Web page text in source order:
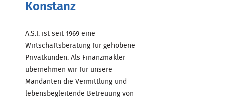
Konstanz
A.S.I. ist seit 1969 eine
Wirtschaftsberatung für gehobene
Privatkunden. Als Finanzmakler
übernehmen wir für unsere
Mandanten die Vermittlung und
lebensbegleitende Betreuung von